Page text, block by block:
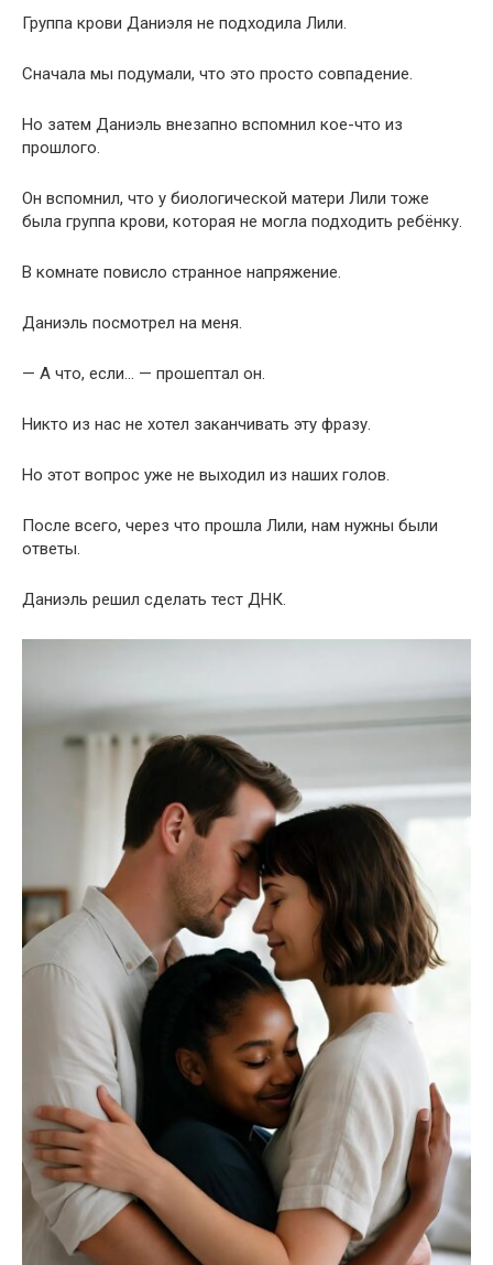
Группа крови Даниэля не подходила Лили.
Сначала мы подумали, что это просто совпадение.
Но затем Даниэль внезапно вспомнил кое-что из
прошлого.
Он вспомнил, что у биологической матери Лили тоже
была группа крови, которая не могла подходить ребёнку.
В комнате повисло странное напряжение.
Даниэль посмотрел на меня.
— А что, если… — прошептал он.
Никто из нас не хотел заканчивать эту фразу.
Но этот вопрос уже не выходил из наших голов.
После всего, через что прошла Лили, нам нужны были
ответы.
Даниэль решил сделать тест ДНК.